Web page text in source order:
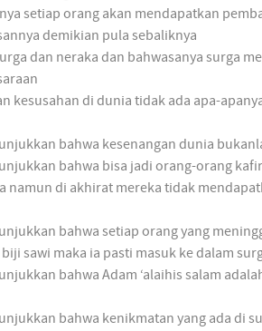
setiap orang akan mendapatkan
demikian pula sebaliknya
dan neraka dan bahwasanya surga
kesusahan di dunia tidak ada apa-
bahwa kesenangan dunia
bahwa bisa jadi orang-orang
namun di akhirat mereka tidak
bahwa setiap orang yang
sawi maka ia pasti masuk ke dalam
bahwa Adam ‘alaihis salam
bahwa kenikmatan yang ada di